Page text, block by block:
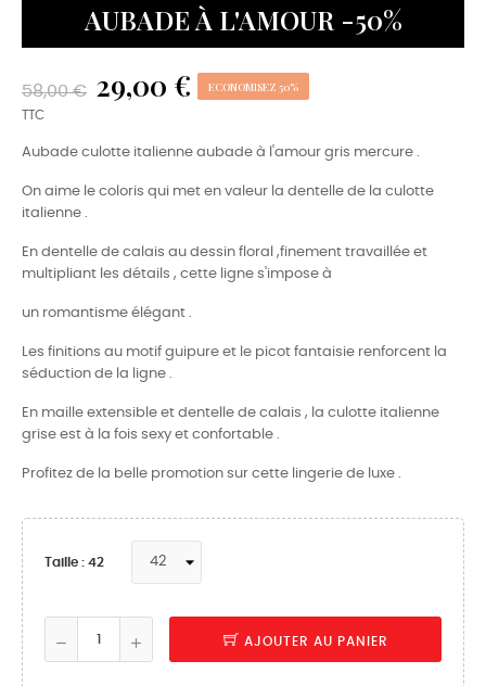
AUBADE À L'AMOUR -50%
58,00 € 29,00 € ECONOMISEZ 50%
TTC
Aubade culotte italienne aubade à l'amour gris mercure .
On aime le coloris qui met en valeur la dentelle de la culotte
italienne .
En dentelle de calais au dessin floral ,finement travaillée et
multipliant les détails , cette ligne s'impose à
un romantisme élégant .
Les finitions au motif guipure et le picot fantaisie renforcent la
séduction de la ligne .
En maille extensible et dentelle de calais , la culotte italienne
grise est à la fois sexy et confortable .
Profitez de la belle promotion sur cette lingerie de luxe .
Taille : 42
AJOUTER AU PANIER